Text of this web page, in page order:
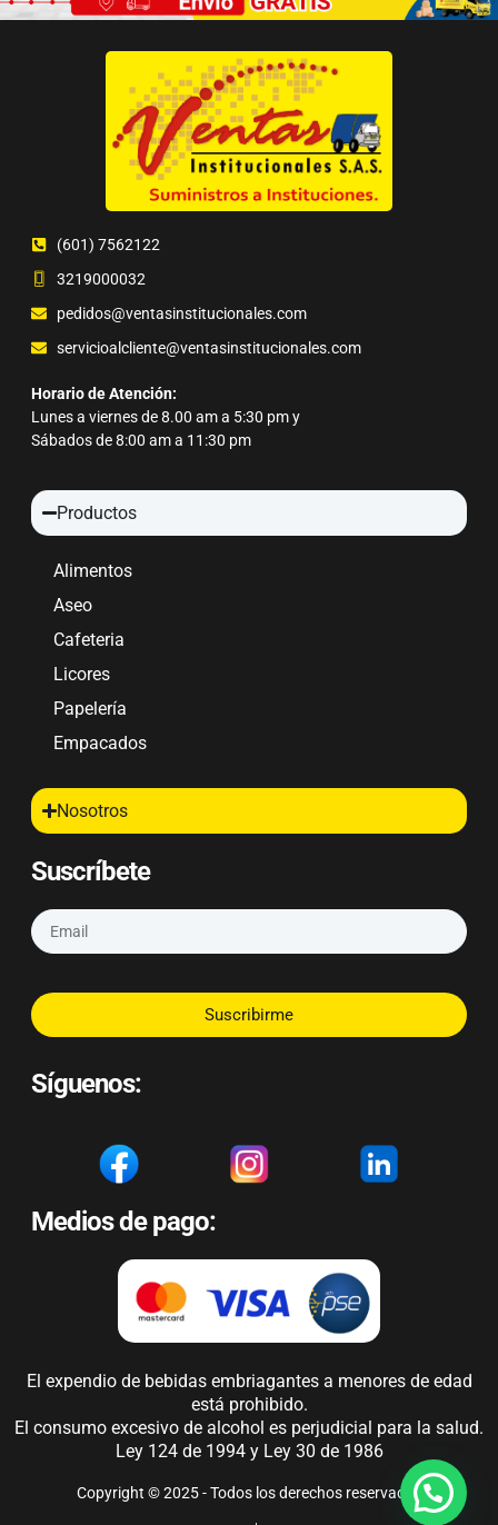
(601) 7562122
3219000032
pedidos@ventasinstitucionales.com
servicioalcliente@ventasinstitucionales.com
Horario de Atención:
Lunes a viernes de 8.00 am a 5:30 pm y
Sábados de 8:00 am a 11:30 pm
Productos
Alimentos
Aseo
Cafeteria
Licores
Papelería
Empacados
Nosotros
Suscríbete
Suscribirme
Síguenos:
Medios de pago:
El expendio de bebidas embriagantes a menores de edad
está prohibido.
El consumo excesivo de alcohol es perjudicial para la salud.
Ley 124 de 1994 y Ley 30 de 1986
Copyright © 2025 - Todos los derechos reservados